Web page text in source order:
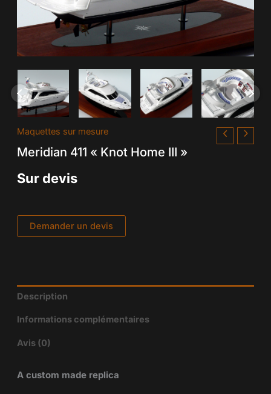
Maquettes sur mesure
Meridian 411 « Knot Home III »
Sur devis
Demander un devis
Description
Informations complémentaires
Avis (0)
A custom made replica